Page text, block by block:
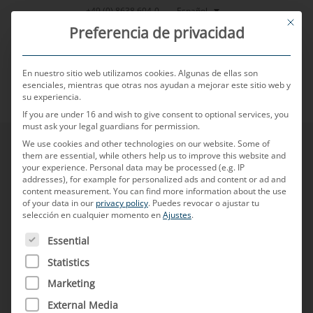
Saltar
+49 (0) 8638 604-0 Español
This
Preferencia de privacidad
En nuestro sitio web utilizamos cookies. Algunas de ellas son
esenciales, mientras que otras nos ayudan a mejorar este sitio web y
su experiencia.
If you are under 16 and wish to give consent to optional services, you
must ask your legal guardians for permission.
We use cookies and other technologies on our website. Some of
them are essential, while others help us to improve this website and
your experience. Personal data may be processed (e.g. IP
addresses), for example for personalized ads and content or ad and
content measurement.You can find more information about the use
of your data in our privacy policy. Puedes revocar o ajustar tu
selección en cualquier momento enAjustes.
A CONTINUACIÓN FIGURA UNA LISTA DE LOS GRUPOS
Essential
Statistics
Marketing
External Media